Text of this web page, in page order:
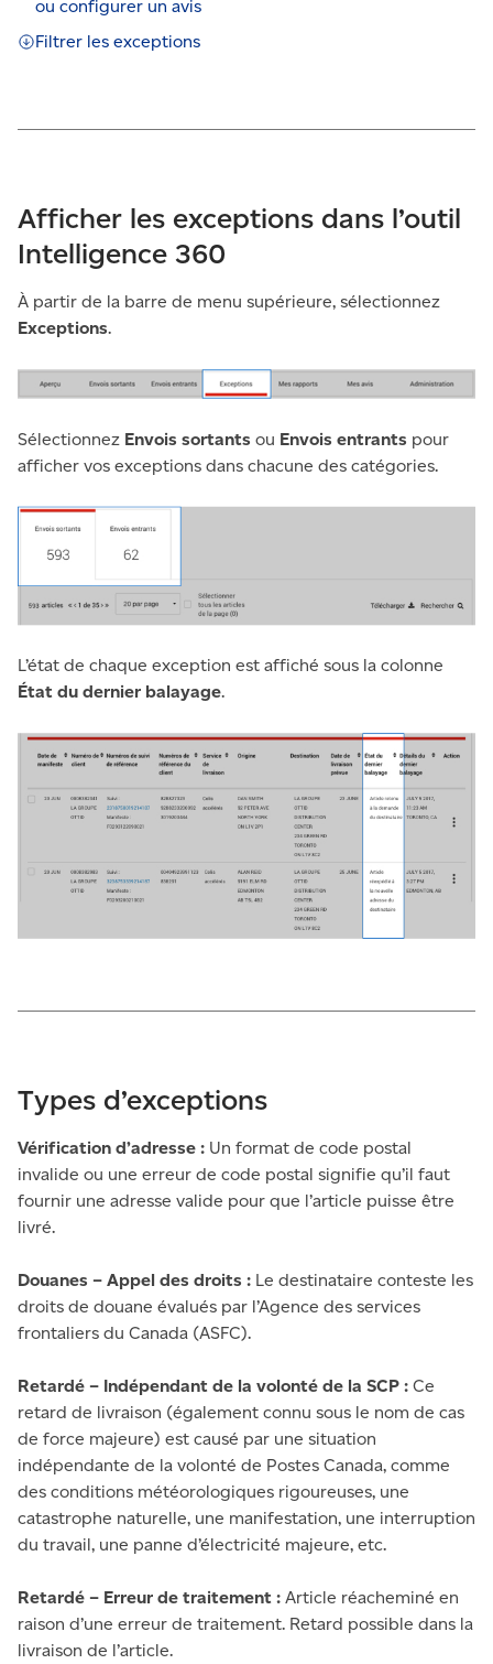
ou configurer un avis
Filtrer les exceptions
Afficher les exceptions dans l’outil
Intelligence 360
À partir de la barre de menu supérieure, sélectionnez
Exceptions.
Sélectionnez Envois sortants ou Envois entrants pour
afficher vos exceptions dans chacune des catégories.
L’état de chaque exception est affiché sous la colonne
État du dernier balayage.
Types d’exceptions
Vérification d’adresse : Un format de code postal
invalide ou une erreur de code postal signifie qu’il faut
fournir une adresse valide pour que l’article puisse être
livré.
Douanes – Appel des droits : Le destinataire conteste les
droits de douane évalués par l’Agence des services
frontaliers du Canada (ASFC).
Retardé – Indépendant de la volonté de la SCP : Ce
retard de livraison (également connu sous le nom de cas
de force majeure) est causé par une situation
indépendante de la volonté de Postes Canada, comme
des conditions météorologiques rigoureuses, une
catastrophe naturelle, une manifestation, une interruption
du travail, une panne d’électricité majeure, etc.
Retardé – Erreur de traitement : Article réacheminé en
raison d’une erreur de traitement. Retard possible dans la
livraison de l’article.